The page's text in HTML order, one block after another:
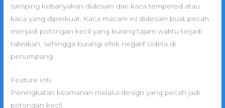
samping kebanyakan didesain dari kaca tempered atau
kaca yang diperkuat. Kaca macam ini didesain buat pecah
menjadi potongan kecil yang kurang tajam waktu terjadi
tabrakan, sehingga kurangi efek negatif cidera di
penumpang.
Feature Inti:
Peningkatan keamanan melalui design yang pecah jadi
potongan kecil.